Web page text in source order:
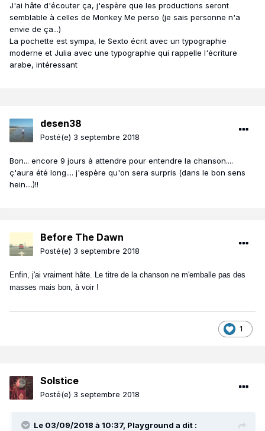
J'ai hâte d'écouter ça, j'espère que les productions seront
semblable à celles de Monkey Me perso (je sais personne n'a
envie de ça...)
La pochette est sympa, le Sexto écrit avec un typographie
moderne et Julia avec une typographie qui rappelle l'écriture
arabe, intéressant
desen38
Posté(e) 3 septembre 2018
Bon... encore 9 jours à attendre pour entendre la chanson....
ç'aura été long.... j'espère qu'on sera surpris (dans le bon sens
hein....)!!
Before The Dawn
Posté(e) 3 septembre 2018
Enfin, j'ai vraiment hâte. Le titre de la chanson ne m'emballe pas des
masses mais bon, à voir !
1
Solstice
Posté(e) 3 septembre 2018
Le 03/09/2018 à 10:37, Playground a dit :